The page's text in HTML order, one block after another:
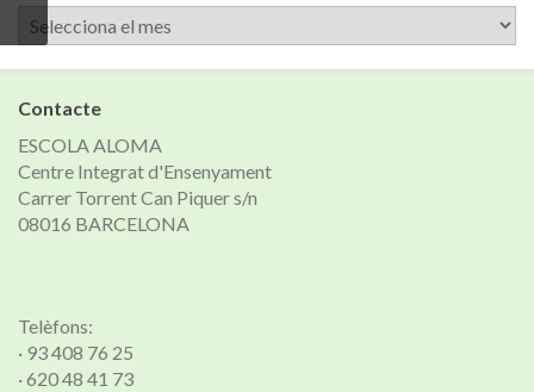
Arxiu
de
notícies
Contacte
ESCOLA ALOMA
Centre Integrat d'Ensenyament
Carrer Torrent Can Piquer s/n
08016 BARCELONA
Telèfons:
· 93 408 76 25
· 620 48 41 73